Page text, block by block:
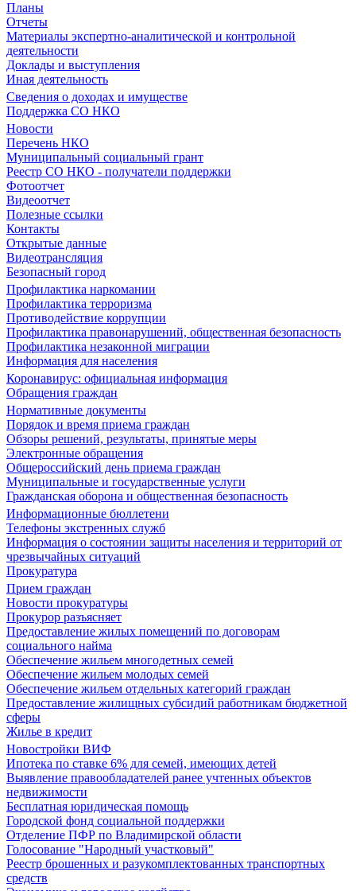
Планы
Отчеты
Материалы экспертно-аналитической и контрольной
деятельности
Доклады и выступления
Иная деятельность
Сведения о доходах и имуществе
Поддержка СО НКО
Новости
Перечень НКО
Муниципальный социальный грант
Реестр СО НКО - получатели поддержки
Фотоотчет
Видеоотчет
Полезные ссылки
Контакты
Открытые данные
Видеотрансляция
Безопасный город
Профилактика наркомании
Профилактика терроризма
Противодействие коррупции
Профилактика правонарушений, общественная безопасность
Профилактика незаконной миграции
Информация для населения
Коронавирус: официальная информация
Обращения граждан
Нормативные документы
Порядок и время приема граждан
Обзоры решений, результаты, принятые меры
Электронные обращения
Общероссийский день приема граждан
Муниципальные и государственные услуги
Гражданская оборона и общественная безопасность
Информационные бюллетени
Телефоны экстренных служб
Информация о состоянии защиты населения и территорий от
чрезвычайных ситуаций
Прокуратура
Прием граждан
Новости прокуратуры
Прокурор разъясняет
Предоставление жилых помещений по договорам
социального найма
Обеспечение жильем многодетных семей
Обеспечение жильем молодых семей
Обеспечение жильем отдельных категорий граждан
Предоставление жилищных субсидий работникам бюджетной
сферы
Жилье в кредит
Новостройки ВИФ
Ипотека по ставке 6% для семей, имеющих детей
Выявление правообладателей ранее учтенных объектов
недвижимости
Бесплатная юридическая помощь
Городской фонд социальной поддержки
Отделение ПФР по Владимирской области
Голосование "Народный участковый"
Реестр брошенных и разукомплектованных транспортных
средств